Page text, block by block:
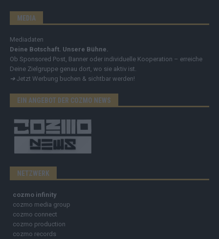
MEDIA
Mediadaten
Deine Botschaft. Unsere Bühne.
Ob Sponsored Post, Banner oder individuelle Kooperation – erreiche
Deine Zielgruppe genau dort, wo sie aktiv ist.
➔ Jetzt Werbung buchen & sichtbar werden!
EIN ANGEBOT DER COZMO NEWS
NETZWERK
cozmo infinity
cozmo media group
cozmo connect
cozmo production
cozmo records